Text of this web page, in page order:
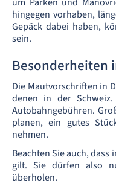
hingegen vorhaben,
Gepäck dabei haben,
sein.
Besonderheiten
Die Mautvorschriften in
denen in der
Autobahngebühren.
planen, ein gutes
nehmen.
Beachten Sie auch,
gilt. Sie dürfen also
überholen.